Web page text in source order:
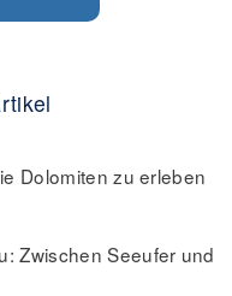
Dolomiten zu erleben
Zwischen Seeufer und